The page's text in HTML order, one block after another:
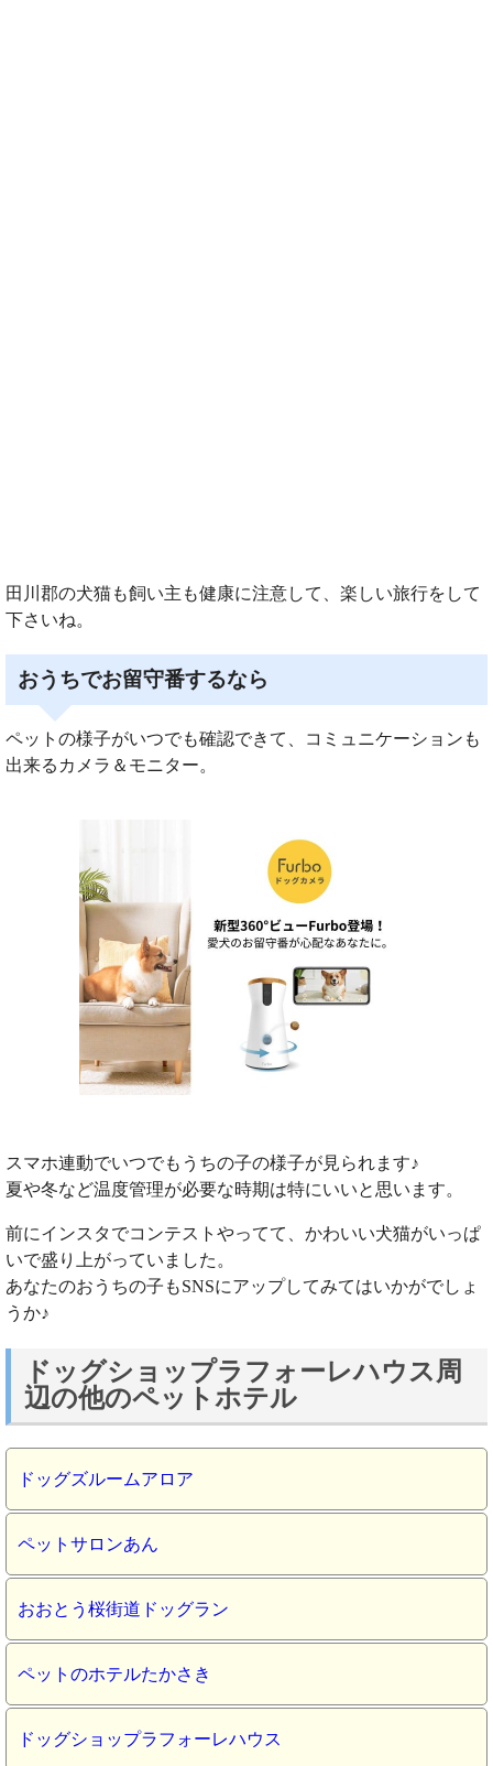
田川郡の犬猫も飼い主も健康に注意して、楽しい旅行をして
下さいね。
おうちでお留守番するなら
ペットの様子がいつでも確認できて、コミュニケーションも
出来るカメラ＆モニター。
スマホ連動でいつでもうちの子の様子が見られます♪
夏や冬など温度管理が必要な時期は特にいいと思います。
前にインスタでコンテストやってて、かわいい犬猫がいっぱ
いで盛り上がっていました。
あなたのおうちの子もSNSにアップしてみてはいかがでしょ
うか♪
ドッグショップラフォーレハウス周
辺の他のペットホテル
ドッグズルームアロア
ペットサロンあん
おおとう桜街道ドッグラン
ペットのホテルたかさき
ドッグショップラフォーレハウス